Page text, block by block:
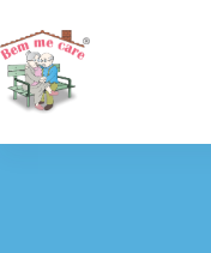
para
o
conteúdo